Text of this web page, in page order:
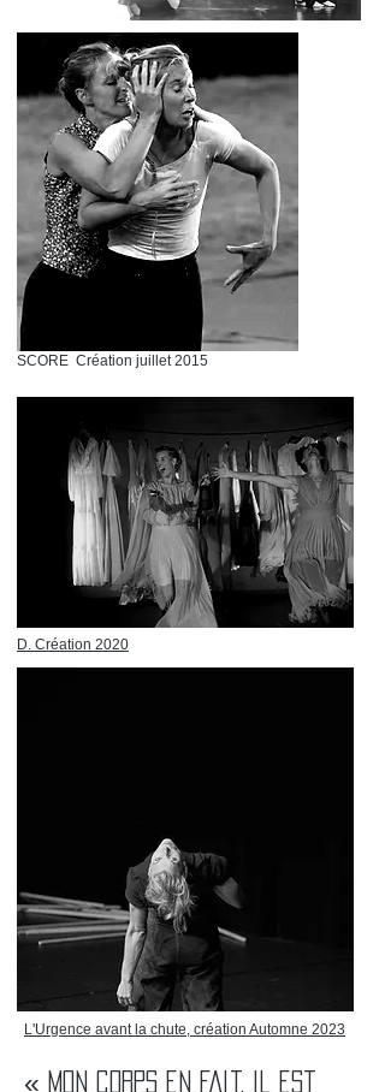
SCORE Création juillet 2015
D. Création 2020
L'Urgence avant la chute, création Automne 2023
« Mon corps en fait, il est